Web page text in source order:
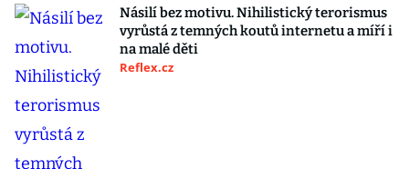
Násilí bez motivu. Nihilistický terorismus
vyrůstá z temných koutů internetu a míří i
na malé děti
Reflex.cz